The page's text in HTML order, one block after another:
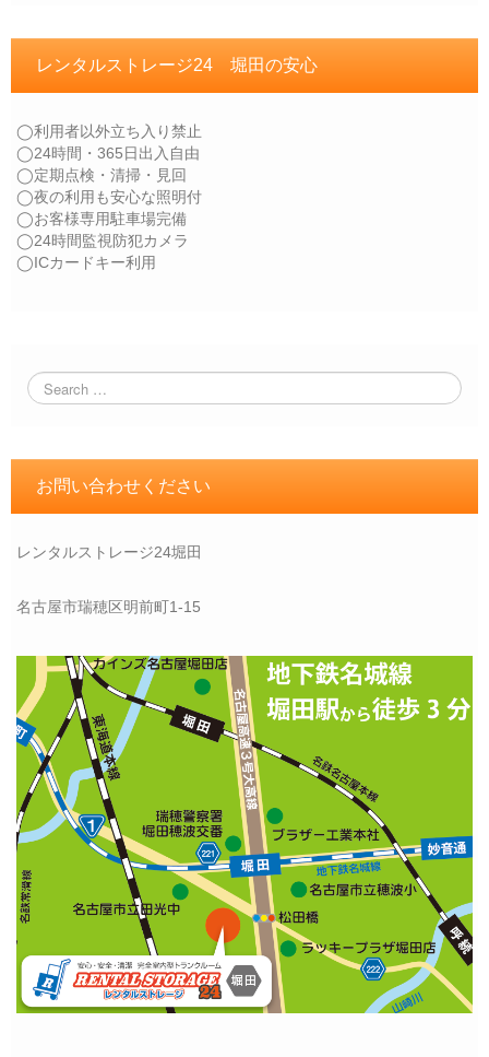
レンタルストレージ24 堀田の安心
◯利用者以外立ち入り禁止
◯24時間・365日出入自由
◯定期点検・清掃・見回
◯夜の利用も安心な照明付
◯お客様専用駐車場完備
◯24時間監視防犯カメラ
◯ICカードキー利用
お問い合わせください
レンタルストレージ24堀田
名古屋市瑞穂区明前町1-15